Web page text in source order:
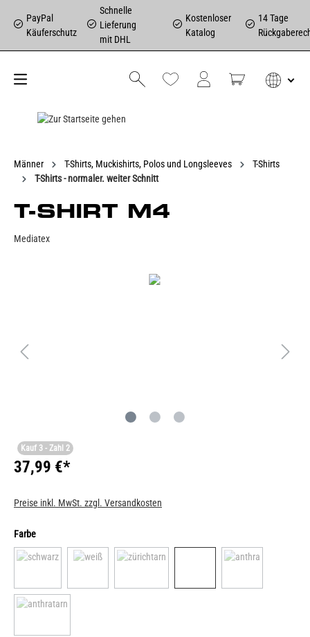
PayPal
Käuferschutz
Schnelle
Lieferung
mit DHL
Kostenloser
Katalog
14 Tage
Männer T-Shirts, Muckishirts, Polos und Longsleeves
T-Shirts
T-Shirts - normaler. weiter Schnitt
T-SHIRT M4
Mediatex
Kauf 3 - Zahl 2
37,99 €*
Preise inkl. MwSt. zzgl. Versandkosten
Farbe